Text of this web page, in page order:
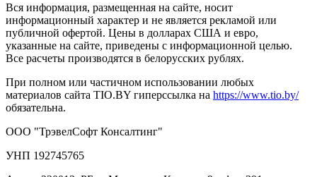
Вся информация, размещенная на сайте, носит
информационный характер и не является рекламой или
публичной офертой. Цены в долларах США и евро,
указанные на сайте, приведены с информационной целью.
Все расчеты производятся в белорусских рублях.
При полном или частичном использовании любых
материалов сайта TIO.BY гиперссылка на https://www.tio.by/
обязательна.
ООО "ТрэвелСофт Консалтинг"
УНП 192745765